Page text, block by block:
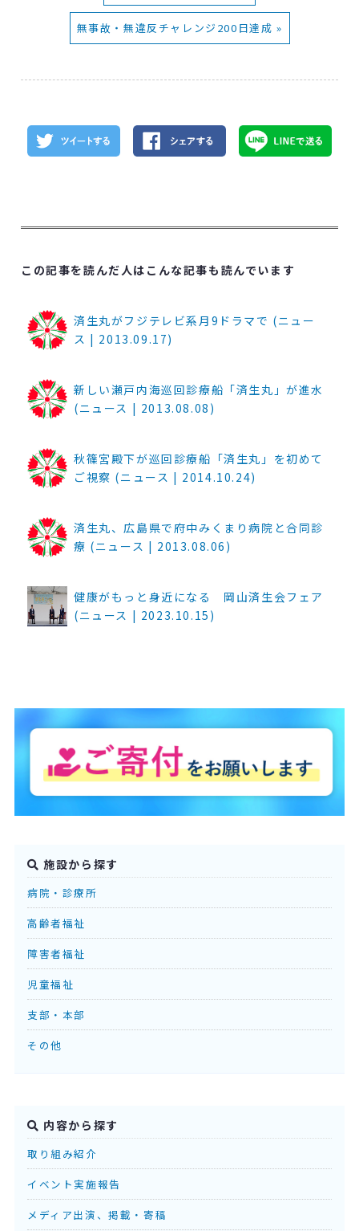
無事故・無違反チャレンジ200日達成 »
この記事を読んだ人はこんな記事も読んでいます
済生丸がフジテレビ系月9ドラマで (ニュー
ス | 2013.09.17)
新しい瀬戸内海巡回診療船「済生丸」が進水
(ニュース | 2013.08.08)
秋篠宮殿下が巡回診療船「済生丸」を初めて
ご視察 (ニュース | 2014.10.24)
済生丸、広島県で府中みくまり病院と合同診
療 (ニュース | 2013.08.06)
健康がもっと身近になる 岡山済生会フェア
(ニュース | 2023.10.15)
施設から探す
病院・診療所
高齢者福祉
障害者福祉
児童福祉
支部・本部
その他
内容から探す
取り組み紹介
イベント実施報告
メディア出演、掲載・寄稿